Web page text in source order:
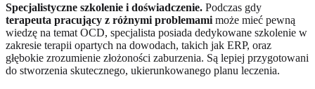
Specjalistyczne szkolenie i doświadczenie. Podczas gdy
terapeuta pracujący z różnymi problemami może mieć pewną
wiedzę na temat OCD, specjalista posiada dedykowane szkolenie w
zakresie terapii opartych na dowodach, takich jak ERP, oraz
głębokie zrozumienie złożoności zaburzenia. Są lepiej przygotowani
do stworzenia skutecznego, ukierunkowanego planu leczenia.